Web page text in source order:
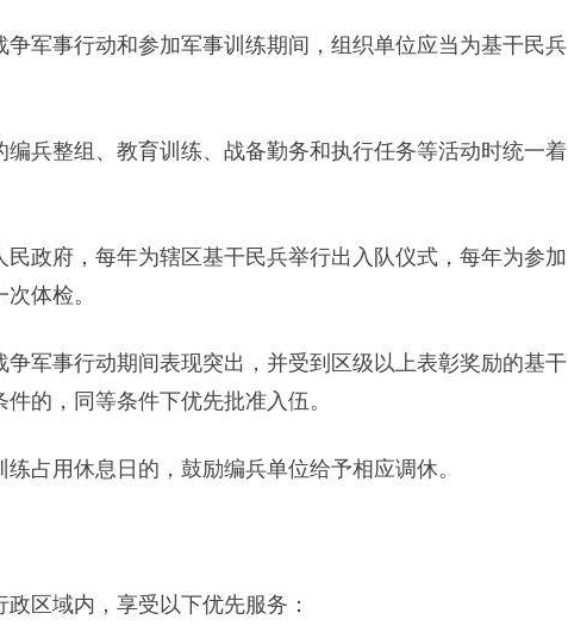
事行动和参加军事训练期间，组织单位应当为基干民兵
整组、教育训练、战备勤务和执行任务等活动时统一着
府，每年为辖区基干民兵举行出入队仪式，每年为参加
体检。
事行动期间表现突出，并受到区级以上表彰奖励的基干
的，同等条件下优先批准入伍。
用休息日的，鼓励编兵单位给予相应调休。
区域内，享受以下优先服务：